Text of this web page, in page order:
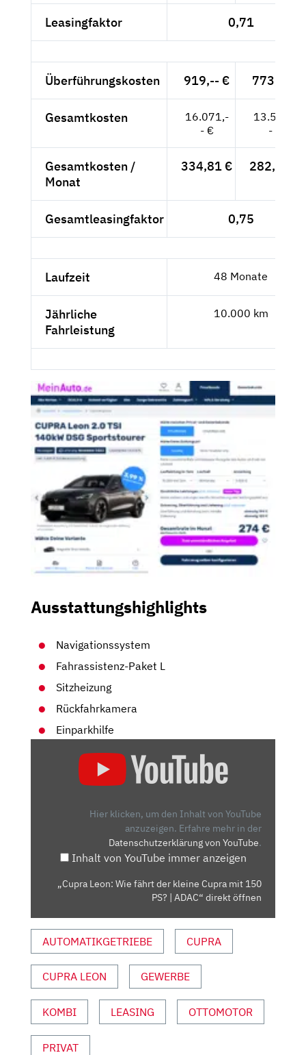
Leasingfaktor 0,71
Überführungskosten 919,-- € 773,-- €
Gesamtkosten
16.071,-
- €
13.542,-
- €
Gesamtkosten /
Monat
334,81 € 282,13 €
Gesamtleasingfaktor 0,75
Laufzeit 48 Monate
Jährliche
Fahrleistung
10.000 km
Ausstattungshighlights
Navigationssystem
Fahrassistenz-Paket L
Sitzheizung
Rückfahrkamera
Einparkhilfe
ADAC“
VON
ANZEIGEN
Hier klicken, um den Inhalt von YouTube
anzuzeigen. Erfahre mehr in der
Datenschutzerklärung von YouTube.
Inhalt von YouTube immer anzeigen
„Cupra Leon: Wie fährt der kleine Cupra mit 150
PS? | ADAC“ direkt öffnen
AUTOMATIKGETRIEBE CUPRA
CUPRA LEON GEWERBE
KOMBI LEASING OTTOMOTOR
PRIVAT